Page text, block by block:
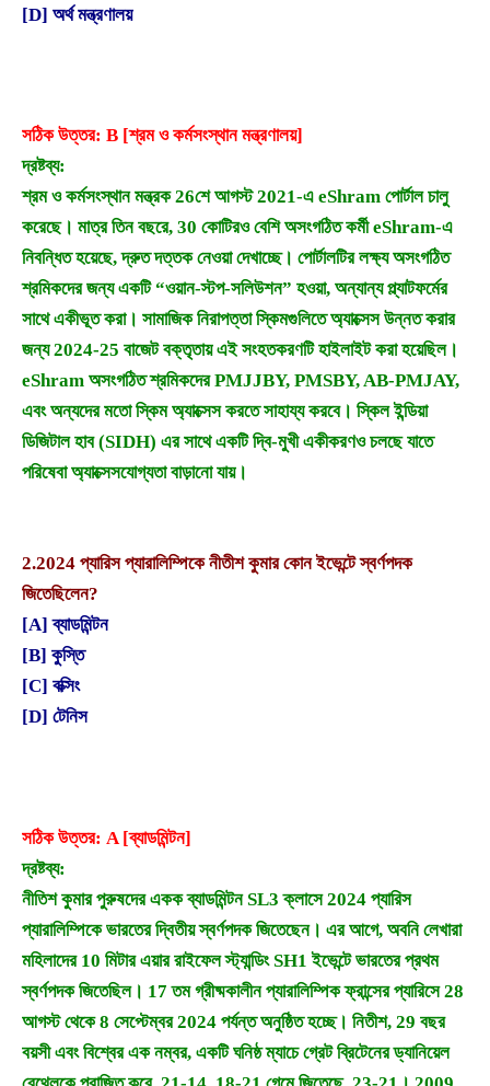
[D] অর্থ মন্ত্রণালয়
সঠিক উত্তর: B [শ্রম ও কর্মসংস্থান মন্ত্রণালয়]
দ্রষ্টব্য:
শ্রম ও কর্মসংস্থান মন্ত্রক 26শে আগস্ট 2021-এ eShram পোর্টাল চালু
করেছে। মাত্র তিন বছরে, 30 কোটিরও বেশি অসংগঠিত কর্মী eShram-এ
নিবন্ধিত হয়েছে, দ্রুত দত্তক নেওয়া দেখাচ্ছে। পোর্টালটির লক্ষ্য অসংগঠিত
শ্রমিকদের জন্য একটি “ওয়ান-স্টপ-সলিউশন” হওয়া, অন্যান্য প্ল্যাটফর্মের
সাথে একীভূত করা। সামাজিক নিরাপত্তা স্কিমগুলিতে অ্যাক্সেস উন্নত করার
জন্য 2024-25 বাজেট বক্তৃতায় এই সংহতকরণটি হাইলাইট করা হয়েছিল।
eShram অসংগঠিত শ্রমিকদের PMJJBY, PMSBY, AB-PMJAY,
এবং অন্যদের মতো স্কিম অ্যাক্সেস করতে সাহায্য করবে। স্কিল ইন্ডিয়া
ডিজিটাল হাব (SIDH) এর সাথে একটি দ্বি-মুখী একীকরণও চলছে যাতে
পরিষেবা অ্যাক্সেসযোগ্যতা বাড়ানো যায়।
2.2024 প্যারিস প্যারালিম্পিকে নীতীশ কুমার কোন ইভেন্টে স্বর্ণপদক
জিতেছিলেন?
[A] ব্যাডমিন্টন
[B] কুস্তি
[C] বক্সিং
[D] টেনিস
সঠিক উত্তর: A [ব্যাডমিন্টন]
দ্রষ্টব্য:
নীতিশ কুমার পুরুষদের একক ব্যাডমিন্টন SL3 ক্লাসে 2024 প্যারিস
প্যারালিম্পিকে ভারতের দ্বিতীয় স্বর্ণপদক জিতেছেন। এর আগে, অবনি লেখারা
মহিলাদের 10 মিটার এয়ার রাইফেল স্ট্যান্ডিং SH1 ইভেন্টে ভারতের প্রথম
স্বর্ণপদক জিতেছিল। 17 তম গ্রীষ্মকালীন প্যারালিম্পিক ফ্রান্সের প্যারিসে 28
আগস্ট থেকে 8 সেপ্টেম্বর 2024 পর্যন্ত অনুষ্ঠিত হচ্ছে। নিতীশ, 29 বছর
বয়সী এবং বিশ্বের এক নম্বর, একটি ঘনিষ্ঠ ম্যাচে গ্রেট ব্রিটেনের ড্যানিয়েল